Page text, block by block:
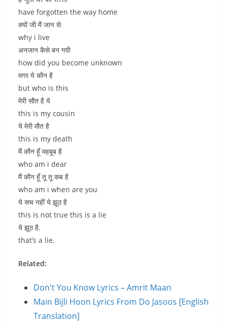
have forgotten the way home
क्यों जी मैं जान से
why i live
अनजान कैसे बन गयी
how did you become unknown
मगर ये कौन है
but who is this
मेरी सौत है ये
this is my cousin
ये मेरी मौत है
this is my death
मैं कौन हूँ महबूब है
who am i dear
मैं कौन हूँ तू तू कब है
who am i when are you
ये सच नहीं ये झूठ है
this is not true this is a lie
ये झूठ है.
that’s a lie.
Related:
Don't You Know Lyrics – Amrit Maan
Main Bijli Hoon Lyrics From Do Jasoos [English
Translation]